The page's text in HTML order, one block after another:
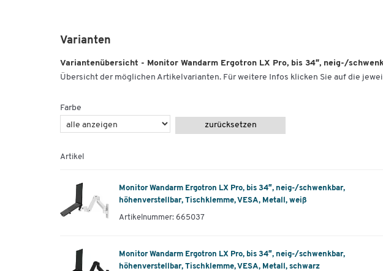
Varianten
Variantenübersicht - Monitor Wandarm Ergotron LX Pro, bis 34″, neig-/
Übersicht der möglichen Artikelvarianten. Für weitere Infos klicken Sie auf die
Farbe
zurücksetzen
Artikel
Monitor Wandarm Ergotron LX Pro, bis 34″, neig-/schwenkbar,
höhenverstellbar, Tischklemme, VESA, Metall, weiß
Artikelnummer: 665037
Monitor Wandarm Ergotron LX Pro, bis 34″, neig-/schwenkbar,
höhenverstellbar, Tischklemme, VESA, Metall, schwarz